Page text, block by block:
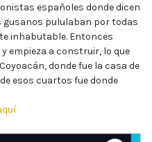
españoles donde dicen
gusanos pululaban por todas
inhabutable. Entonces
empieza a construir, lo que
donde fue la casa de
esos cuartos fue donde